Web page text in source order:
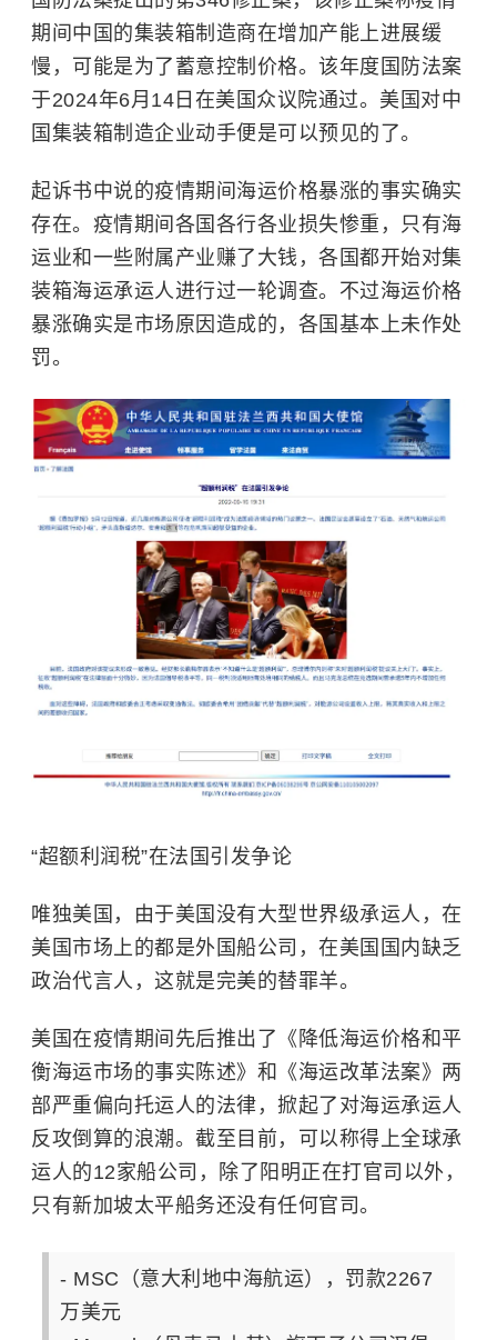
期间中国的集装箱制造商在增加产能上进展缓
慢，可能是为了蓄意控制价格。该年度国防法案
于2024年6月14日在美国众议院通过。美国对中
国集装箱制造企业动手便是可以预见的了。
起诉书中说的疫情期间海运价格暴涨的事实确实
存在。疫情期间各国各行各业损失惨重，只有海
运业和一些附属产业赚了大钱，各国都开始对集
装箱海运承运人进行过一轮调查。不过海运价格
暴涨确实是市场原因造成的，各国基本上未作处
罚。
“超额利润税”在法国引发争论
唯独美国，由于美国没有大型世界级承运人，在
美国市场上的都是外国船公司，在美国国内缺乏
政治代言人，这就是完美的替罪羊。
美国在疫情期间先后推出了《降低海运价格和平
衡海运市场的事实陈述》和《海运改革法案》两
部严重偏向托运人的法律，掀起了对海运承运人
反攻倒算的浪潮。截至目前，可以称得上全球承
运人的12家船公司，除了阳明正在打官司以外，
只有新加坡太平船务还没有任何官司。
- MSC（意大利地中海航运），罚款2267
万美元